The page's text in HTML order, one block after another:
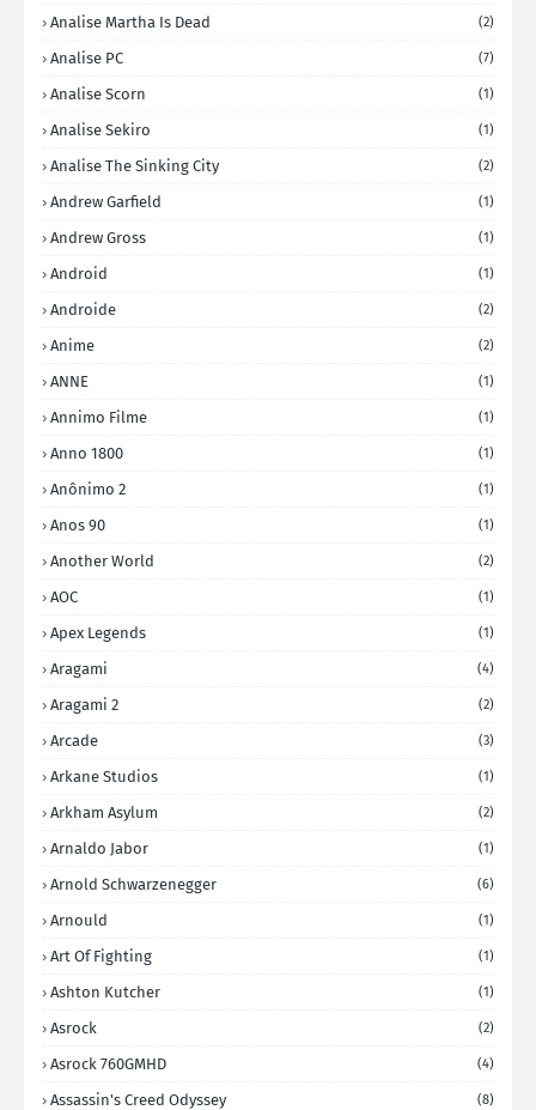
Analise Martha Is Dead (2)
Analise PC (7)
Analise Scorn (1)
Analise Sekiro (1)
Analise The Sinking City (2)
Andrew Garfield (1)
Andrew Gross (1)
Android (1)
Androide (2)
Anime (2)
ANNE (1)
Annimo Filme (1)
Anno 1800 (1)
Anônimo 2 (1)
Anos 90 (1)
Another World (2)
AOC (1)
Apex Legends (1)
Aragami (4)
Aragami 2 (2)
Arcade (3)
Arkane Studios (1)
Arkham Asylum (2)
Arnaldo Jabor (1)
Arnold Schwarzenegger (6)
Arnould (1)
Art Of Fighting (1)
Ashton Kutcher (1)
Asrock (2)
Asrock 760GMHD (4)
Assassin's Creed Odyssey (8)